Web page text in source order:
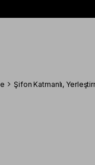
Şifon Katmanlı,